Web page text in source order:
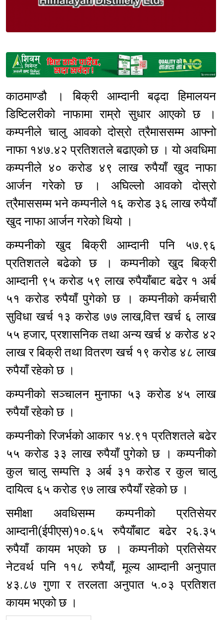
Sponsored
काठमाण्डौ । बिक्री आम्दानी बढ्दा हिमालयन
डिष्टिलरीको नाफामा राम्रो सुधार आएको छ ।
कम्पनीले चालु आवको दोस्रो त्रैमाससम्म आफ्नो
नाफा १४७.४२ प्रतिशतले बढाएको छ । यो अवधिमा
कम्पनीले ४० करोड ४९ लाख रुपैयाँ खुद नाफा
आर्जन गरेको छ । अघिल्लो आवको दोस्रो
त्रैमाससम्म भने कम्पनीले १६ करोड ३६ लाख रुपैयाँ
खुद नाफा आर्जन गरेको थियो ।
कम्पनीको खुद बिक्री आम्दानी पनि ५७.९६
प्रतिशतले बढेको छ । कम्पनीको खुद बिक्री
आम्दानी ९५ करोड ५९ लाख रुपैयाँबाट बढेर १ अर्ब
५१ करोड रुपैयाँ पुगेको छ । कम्पनीको कर्मचारी
सुविधा खर्च १३ करोड ७७ लाख,वित्त खर्च ६ लाख
५५ हजार, प्रशासनिक तथा अन्य खर्च ४ करोड ४२
लाख र बिक्री तथा वितरण खर्च १९ करोड ४८ लाख
रुपैयाँ रहेको छ ।
कम्पनीको सञ्चालन मुनाफा ५३ करोड ४५ लाख
रुपैयाँ रहेको छ ।
कम्पनीको रिजर्भको आकार १४.९१ प्रतिशतले बढेर
५५ करोड ३३ लाख रुपैयाँ पुगेको छ । कम्पनीको
कुल चालु सम्पत्ति ३ अर्ब ३१ करोड र कुल चालु
दायित्व ६५ करोड ९७ लाख रुपैयाँ रहेको छ ।
समीक्षा अवधिसम्म कम्पनीको प्रतिसेयर
आम्दानी(ईपीएस)१०.६५ रुपैयाँबाट बढेर २६.३५
रुपैयाँ कायम भएको छ । कम्पनीको प्रतिसेयर
नेटवर्थ पनि ११८ रुपैयाँ, मूल्य आम्दानी अनुपात
४३.८७ गुणा र तरलता अनुपात ५.०३ प्रतिशत
कायम भएको छ ।